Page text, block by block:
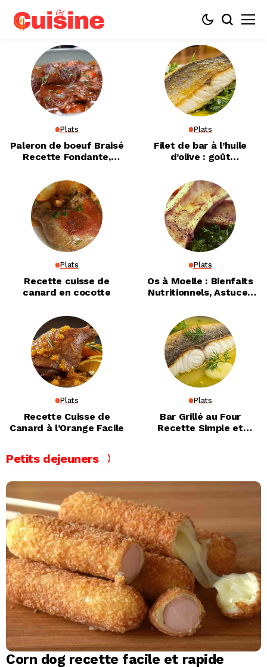
Plats
Paleron de boeuf Braisé
Recette Fondante,
de Chef
Plats
Filet de bar à l’huile
d’olive : goût
Plats
Recette cuisse de
canard en cocotte
Plats
Os à Moelle : Bienfaits
Nutritionnels, Astuces
Maison Faciles
Plats
Recette Cuisse de
Canard à l’Orange Facile
Plats
Bar Grillé au Four
Recette Simple et
Petits dejeuners
Corn dog recette facile et rapide